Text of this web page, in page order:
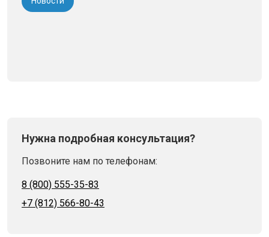
Нужна подробная консультация?
Позвоните нам по телефонам:
8 (800) 555-35-83
+7 (812) 566-80-43